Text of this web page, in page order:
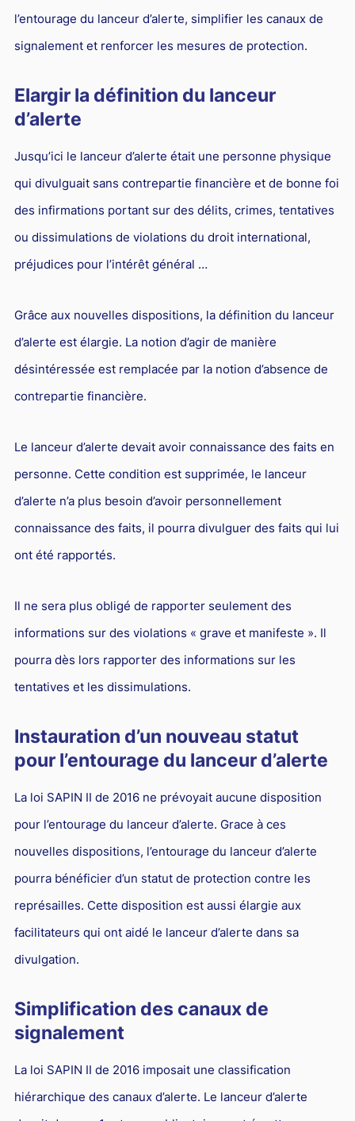
l’entourage du lanceur d’alerte, simplifier les canaux de
signalement et renforcer les mesures de protection.
Elargir la définition du lanceur
d’alerte
Jusqu’ici le lanceur d’alerte était une personne physique
qui divulguait sans contrepartie financière et de bonne foi
des infirmations portant sur des délits, crimes, tentatives
ou dissimulations de violations du droit international,
préjudices pour l’intérêt général …
Grâce aux nouvelles dispositions, la définition du lanceur
d’alerte est élargie. La notion d’agir de manière
désintéressée est remplacée par la notion d’absence de
contrepartie financière.
Le lanceur d’alerte devait avoir connaissance des faits en
personne. Cette condition est supprimée, le lanceur
d’alerte n’a plus besoin d’avoir personnellement
connaissance des faits, il pourra divulguer des faits qui lui
ont été rapportés.
Il ne sera plus obligé de rapporter seulement des
informations sur des violations « grave et manifeste ». Il
pourra dès lors rapporter des informations sur les
tentatives et les dissimulations.
Instauration d’un nouveau statut
pour l’entourage du lanceur d’alerte
La loi SAPIN II de 2016 ne prévoyait aucune disposition
pour l’entourage du lanceur d’alerte. Grace à ces
nouvelles dispositions, l’entourage du lanceur d’alerte
pourra bénéficier d’un statut de protection contre les
représailles. Cette disposition est aussi élargie aux
facilitateurs qui ont aidé le lanceur d’alerte dans sa
divulgation.
Simplification des canaux de
signalement
La loi SAPIN II de 2016 imposait une classification
hiérarchique des canaux d’alerte. Le lanceur d’alerte